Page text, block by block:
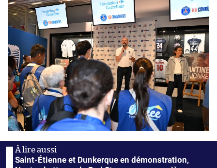
Saint-Étienne et Dunkerque en démonstration,